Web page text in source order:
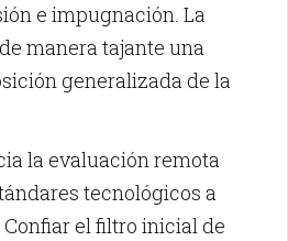
e impugnación. La
manera tajante una
generalizada de la
la evaluación remota
tecnológicos a
el filtro inicial de